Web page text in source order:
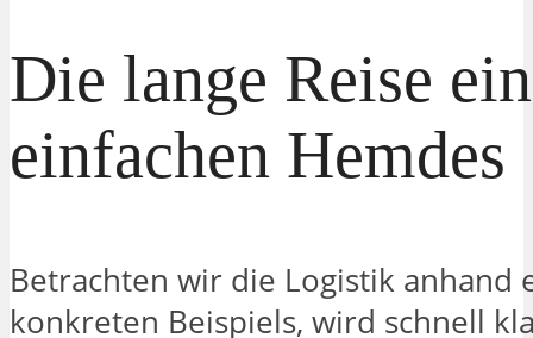
Die lange Reise
einfachen Hemdes
Betrachten wir die Logistik anhand
konkreten Beispiels, wird schnell